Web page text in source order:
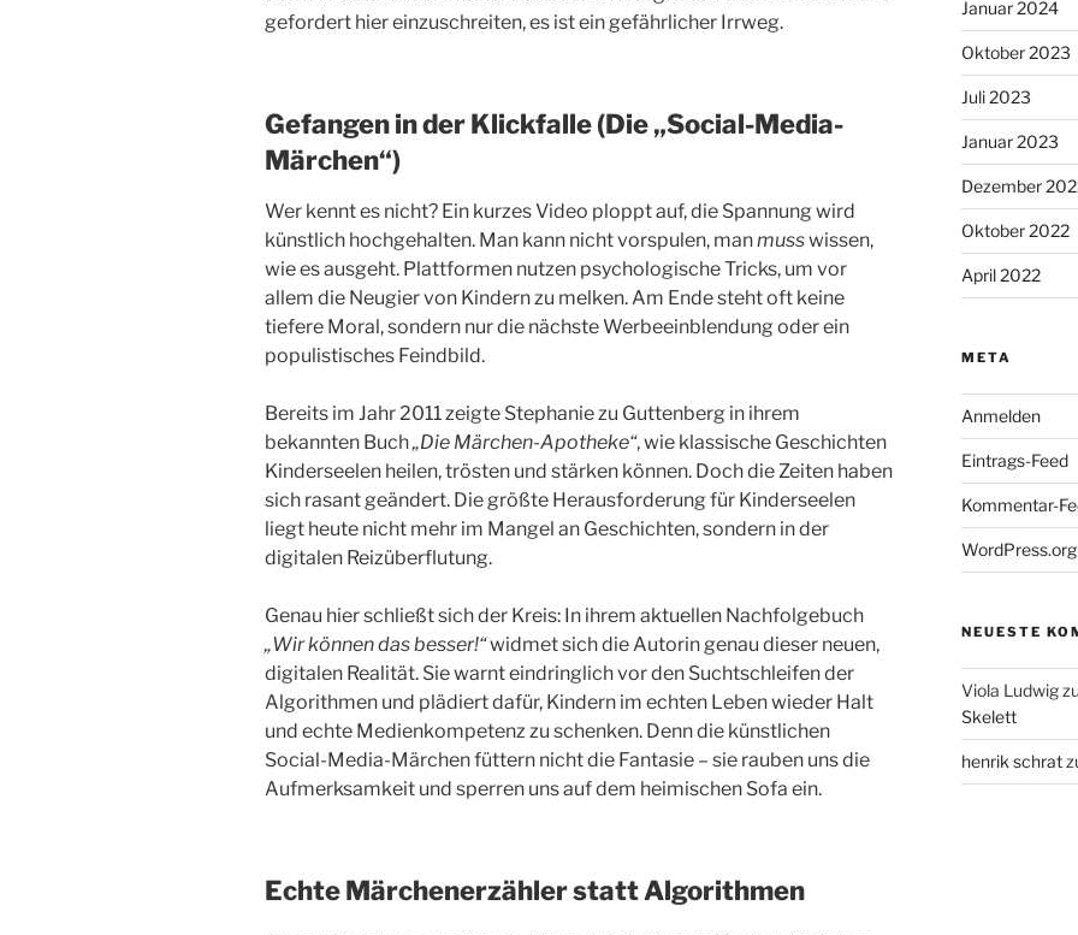
gefordert hier einzuschreiten, es ist ein gefährlicher Irrweg.
Gefangen in der Klickfalle (Die „Social-Media-
Märchen“)
Wer kennt es nicht? Ein kurzes Video ploppt auf, die Spannung wird
künstlich hochgehalten. Man kann nicht vorspulen, manmusswissen,
wie es ausgeht. Plattformen nutzen psychologische Tricks, um vor
allem die Neugier von Kindern zu melken. Am Ende steht oft keine
tiefere Moral, sondern nur die nächste Werbeeinblendung oder ein
populistisches Feindbild.
Bereits im Jahr 2011 zeigte Stephanie zu Guttenberg in ihrem
bekannten Buch„Die Märchen-Apotheke“, wie klassische Geschichten
Kinderseelen heilen, trösten und stärken können. Doch die Zeiten haben
sich rasant geändert. Die größte Herausforderung für Kinderseelen
liegt heute nicht mehr im Mangel an Geschichten, sondern in der
digitalen Reizüberflutung.
Genau hier schließt sich der Kreis: In ihrem aktuellen Nachfolgebuch
„Wir können das besser!“widmet sich die Autorin genau dieser neuen,
digitalen Realität. Sie warnt eindringlich vor den Suchtschleifen der
Algorithmen und plädiert dafür, Kindern im echten Leben wieder Halt
und echte Medienkompetenz zu schenken. Denn die künstlichen
Social-Media-Märchen füttern nicht die Fantasie – sie rauben uns die
Aufmerksamkeit und sperren uns auf dem heimischen Sofa ein.
Echte Märchenerzähler statt Algorithmen
Januar 2024
Oktober 2023
Juli 2023
Januar 2023
Dezember
Oktober 2022
April 2022
META
Anmelden
Eintrags-Feed
Kommentar-
WordPress.org
NEUESTE
Viola Ludwig
Skelett
henrik schrat